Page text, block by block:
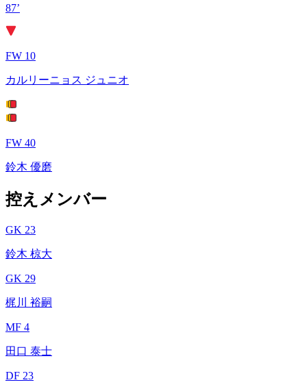
87’
FW 10
カルリーニョス ジュニオ
FW 40
鈴木 優磨
控えメンバー
GK 23
鈴木 椋大
GK 29
梶川 裕嗣
MF 4
田口 泰士
DF 23